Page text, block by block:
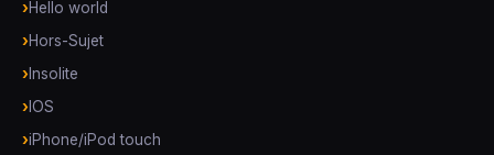
Hello world
Hors-Sujet
Insolite
IOS
iPhone/iPod touch